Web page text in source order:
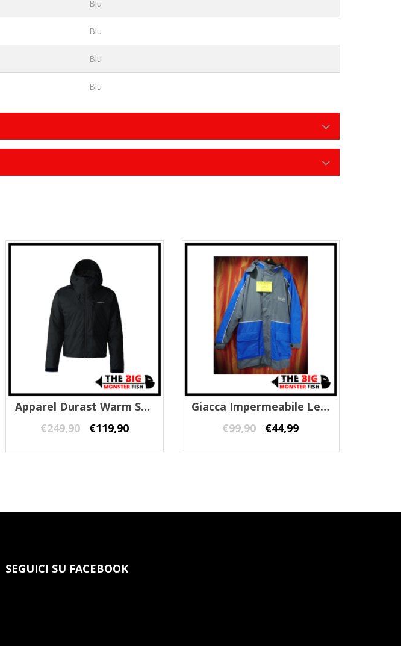
Blu
Blu
Blu
Blu
Apparel Durast Warm Short Rain Jacket Shimano
€249,90 €119,90
Giacca Impermeabile Leader Line
€99,90 €44,99
SEGUICI SU FACEBOOK